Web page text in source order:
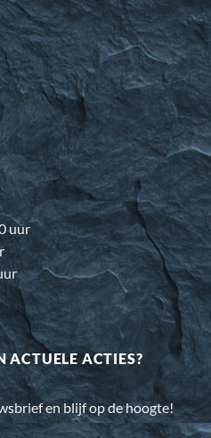
uur
ACTUELE ACTIES?
en blijf op de hoogte!